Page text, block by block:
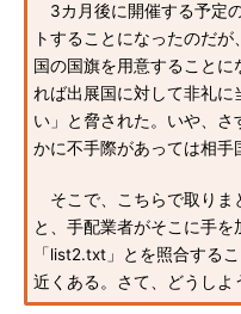
3カ月後に開催する予定
トすることになったのだ
国の国旗を用意すること
れば出展国に対して非礼に
い」と脅された。いや、
かに不手際があっては相手
そこで、こちらで取りま
と、手配業者がそこに手を
「list2.txt」とを照合する
近くある。さて、どうしよ